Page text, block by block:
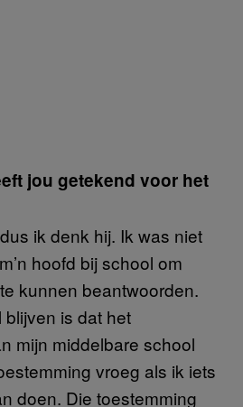
jou getekend voor het
ik denk hij. Ik was niet
hoofd bij school om
kunnen beantwoorden.
blijven is dat het
mijn middelbare school
vroeg als ik iets
doen. Die toestemming